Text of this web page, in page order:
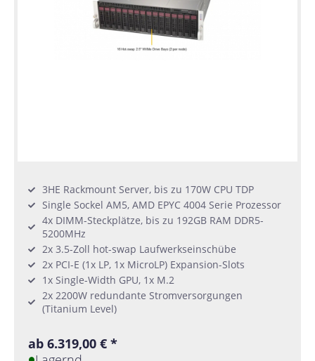
3HE Rackmount Server, bis zu 170W CPU TDP
Single Sockel AM5, AMD EPYC 4004 Serie Prozessor
4x DIMM-Steckplätze, bis zu 192GB RAM DDR5-
5200MHz
2x 3.5-Zoll hot-swap Laufwerkseinschübe
2x PCI-E (1x LP, 1x MicroLP) Expansion-Slots
1x Single-Width GPU, 1x M.2
2x 2200W redundante Stromversorgungen
(Titanium Level)
ab 6.319,00 € *